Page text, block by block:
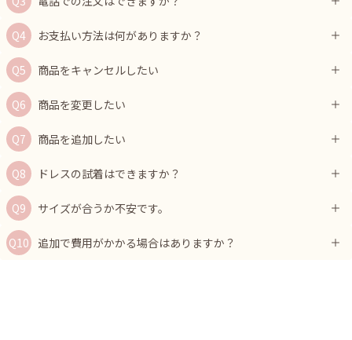
お支払い方法は何がありますか？
商品をキャンセルしたい
商品を変更したい
商品を追加したい
ドレスの試着はできますか？
サイズが合うか不安です。
追加で費用がかかる場合はありますか？